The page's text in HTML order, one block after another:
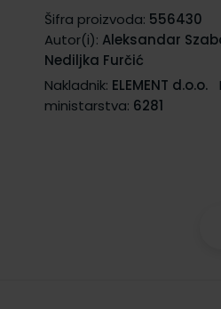
Šifra proizvoda: 556430
Autor(i): Aleksandar
Nediljka Furčić
Nakladnik: ELEMENT d.o.o.
ministarstva: 6281